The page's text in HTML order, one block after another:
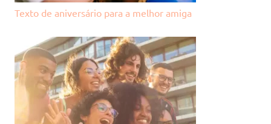
Texto de aniversário para a melhor amiga